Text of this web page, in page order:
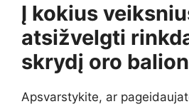
Į kokius
atsižvelgti
skrydį oro
Apsvarstykite, ar